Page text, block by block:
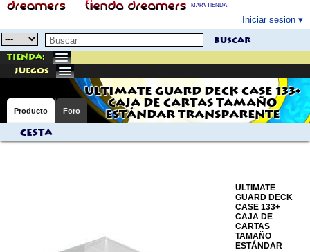
MAPA TIENDA
Iniciar sesion
buscar
Tienda:
juegos
ULTIMATE GUARD DECK CASE 133+
CAJA DE CARTAS TAMAÑO
ESTÁNDAR TRANSPARENTE
Producto Foro
Cesta
ULTIMATE
GUARD DECK
CASE 133+
CAJA DE
CARTAS
TAMAÑO
ESTÁNDAR